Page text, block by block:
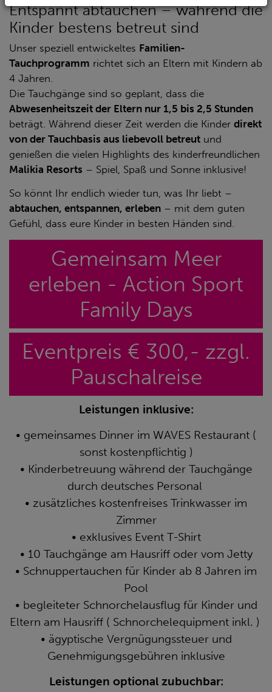
Entspannt abtauchen – während die
Kinder bestens betreut sind
Unser speziell entwickeltes Familien-
Tauchprogramm richtet sich an Eltern mit Kindern ab
4 Jahren.
Die Tauchgänge sind so geplant, dass die
Abwesenheitszeit der Eltern nur 1,5 bis 2,5 Stunden
beträgt. Während dieser Zeit werden die Kinder direkt
von der Tauchbasis aus liebevoll betreut und
genießen die vielen Highlights des kinderfreundlichen
Malikia Resorts – Spiel, Spaß und Sonne inklusive!
So könnt Ihr endlich wieder tun, was Ihr liebt –
abtauchen, entspannen, erleben – mit dem guten
Gefühl, dass eure Kinder in besten Händen sind.
Gemeinsam Meer
erleben - Action Sport
Family Days
Eventpreis € 300,- zzgl.
Pauschalreise
Leistungen inklusive:
• gemeinsames Dinner im WAVES Restaurant (
sonst kostenpflichtig )
• Kinderbetreuung während der Tauchgänge
durch deutsches Personal
• zusätzliches kostenfreises Trinkwasser im
Zimmer
• exklusives Event T-Shirt
• 10 Tauchgänge am Hausriff oder vom Jetty
• Schnuppertauchen für Kinder ab 8 Jahren im
Pool
• begleiteter Schnorchelausflug für Kinder und
Eltern am Hausriff ( Schnorchelequipment inkl. )
• ägyptische Vergnügungssteuer und
Genehmigungsgebühren inklusive
Leistungen optional zubuchbar: